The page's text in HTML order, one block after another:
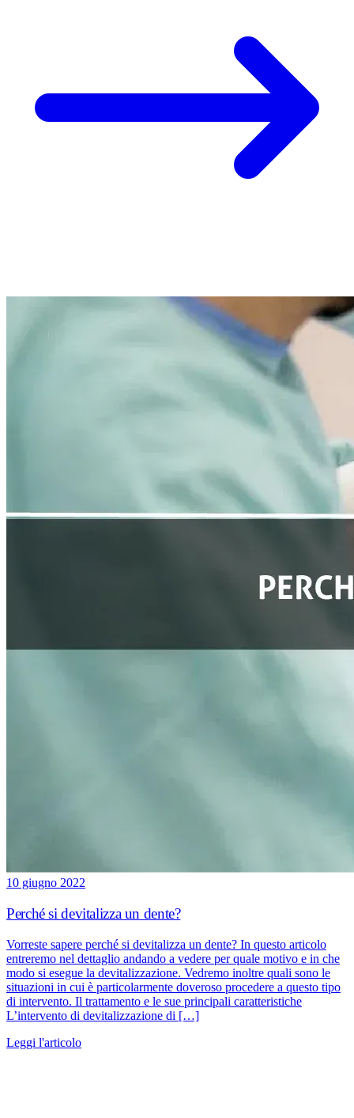
10 giugno 2022
Perché si devitalizza un dente?
Vorreste sapere perché si devitalizza un dente? In questo articolo
entreremo nel dettaglio andando a vedere per quale motivo e in che
modo si esegue la devitalizzazione. Vedremo inoltre quali sono le
situazioni in cui è particolarmente doveroso procedere a questo tipo
di intervento. Il trattamento e le sue principali caratteristiche
L’intervento di devitalizzazione di […]
Leggi l'articolo